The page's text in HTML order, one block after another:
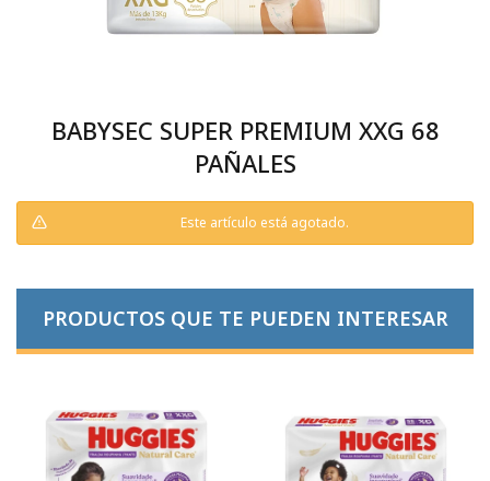
BABYSEC SUPER PREMIUM XXG 68
PAÑALES
Este artículo está agotado.
PRODUCTOS QUE TE PUEDEN INTERESAR